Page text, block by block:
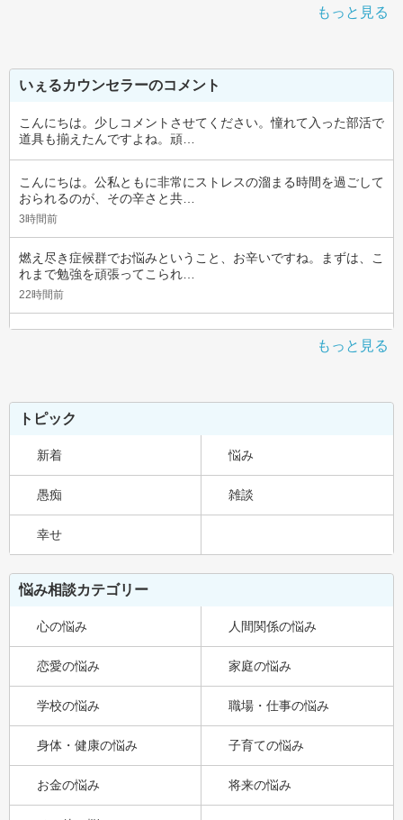
もっと見る
いぇるカウンセラーのコメント
こんにちは。少しコメントさせてください。憧れて入った部活で
道具も揃えたんですよね。頑…
こんにちは。公私ともに非常にストレスの溜まる時間を過ごして
おられるのが、その辛さと共…
3時間前
燃え尽き症候群でお悩みということ、お辛いですね。まずは、こ
れまで勉強を頑張ってこられ…
22時間前
もっと見る
トピック
新着 悩み
愚痴 雑談
幸せ
悩み相談カテゴリー
心の悩み 人間関係の悩み
恋愛の悩み 家庭の悩み
学校の悩み 職場・仕事の悩み
身体・健康の悩み 子育ての悩み
お金の悩み 将来の悩み